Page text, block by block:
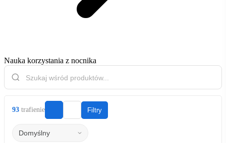
Nauka korzystania z nocnika
93 trafienie Filtry